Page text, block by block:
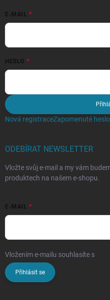
E-MAIL
HESLO
Nová registraceZapomenuté heslo
ODEBÍRAT NEWSLETTER
Vložte svůj e-mail a my vám
produktech na našem e-shopu.
E-MAIL
Vložením e-mailu souhlasíte s
Přihlásit se